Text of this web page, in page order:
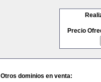
Precio
Otros dominios en venta: